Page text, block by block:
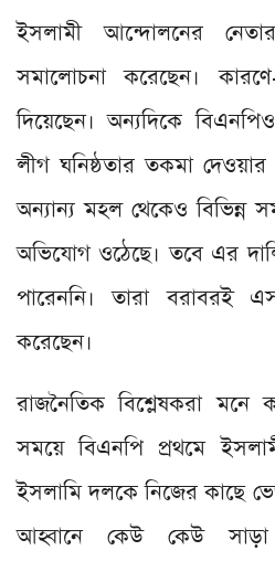
ইসলামী আন্দোলনের
সমালোচনা করেছেন।
দিয়েছেন। অন্যদিকে
লীগ ঘনিষ্ঠতার তকমা দেওয়ার
অন্যান্য মহল থেকেও বিভিন্ন
অভিযোগ ওঠেছে। তবে এর
পারেননি। তারা বরাবরই
করেছেন।
রাজনৈতিক বিশ্লেষকরা
সময়ে বিএনপি প্রথমে
ইসলামি দলকে নিজের কাছে
আহ্বানে কেউ কেউ